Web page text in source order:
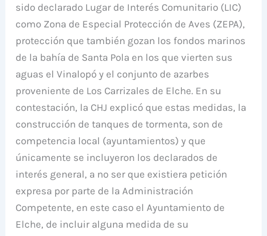
sido declarado Lugar de Interés Comunitario (LIC)
como Zona de Especial Protección de Aves (ZEPA),
protección que también gozan los fondos marinos
de la bahía de Santa Pola en los que vierten sus
aguas el Vinalopó y el conjunto de azarbes
proveniente de Los Carrizales de Elche. En su
contestación, la CHJ explicó que estas medidas, la
construcción de tanques de tormenta, son de
competencia local (ayuntamientos) y que
únicamente se incluyeron los declarados de
interés general, a no ser que existiera petición
expresa por parte de la Administración
Competente, en este caso el Ayuntamiento de
Elche, de incluir alguna medida de su